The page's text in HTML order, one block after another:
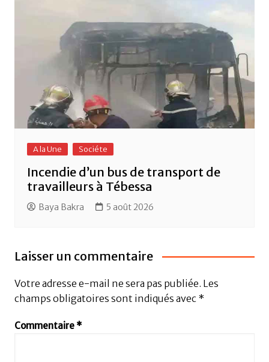
A la Une Sociéte
Incendie d’un bus de transport de
travailleurs à Tébessa
Baya Bakra 5 août 2026
Laisser un commentaire
Votre adresse e-mail ne sera pas publiée. Les
champs obligatoires sont indiqués avec *
Commentaire *